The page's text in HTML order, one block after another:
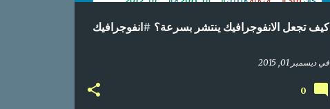
كيف تجعل الانفوجرافيك ينتشر بسرعة؟ #انفوجرافيك
فيديسمبر 01, 2015
0